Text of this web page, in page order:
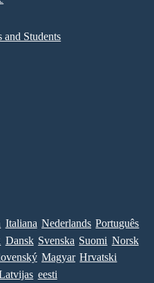
Students
Italiana Nederlands Português
Dansk Svenska Suomi Norsk
Magyar Hrvatski
eesti